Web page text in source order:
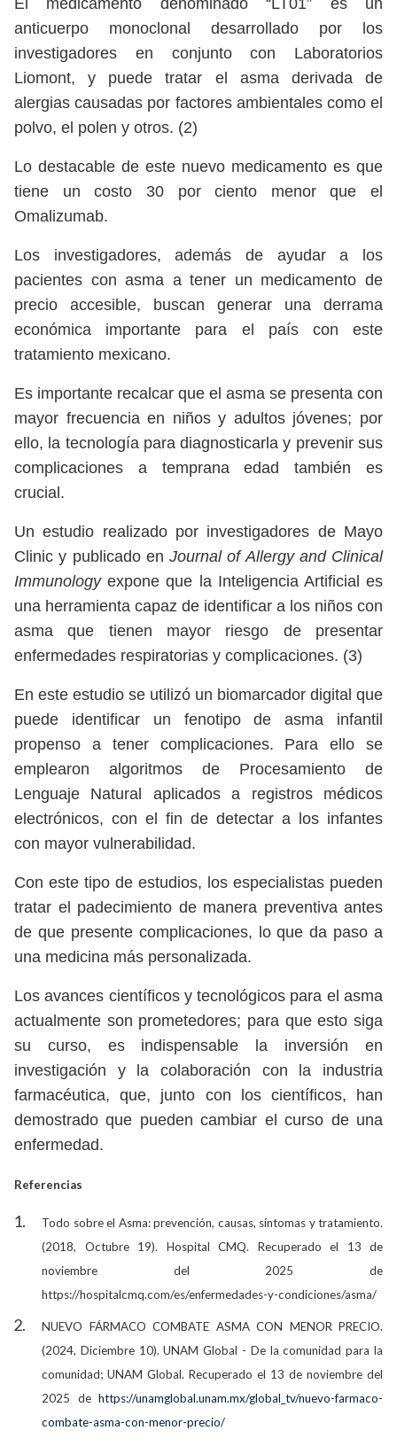
El medicamento denominado “LT01” es un
anticuerpo monoclonal desarrollado por los
investigadores en conjunto con Laboratorios
Liomont, y puede tratar el asma derivada de
alergias causadas por factores ambientales como el
polvo, el polen y otros. (2)
Lo destacable de este nuevo medicamento es que
tiene un costo 30 por ciento menor que el
Omalizumab.
Los investigadores, además de ayudar a los
pacientes con asma a tener un medicamento de
precio accesible, buscan generar una derrama
económica importante para el país con este
tratamiento mexicano.
Es importante recalcar que el asma se presenta con
mayor frecuencia en niños y adultos jóvenes; por
ello, la tecnología para diagnosticarla y prevenir sus
complicaciones a temprana edad también es
crucial.
Un estudio realizado por investigadores de Mayo
Clinic y publicado en Journal of Allergy and Clinical
Immunologyexpone que la Inteligencia Artificial es
una herramienta capaz de identificar a los niños con
asma que tienen mayor riesgo de presentar
enfermedades respiratorias y complicaciones. (3)
En este estudio se utilizó un biomarcador digital que
puede identificar un fenotipo de asma infantil
propenso a tener complicaciones. Para ello se
emplearon algoritmos de Procesamiento de
Lenguaje Natural aplicados a registros médicos
electrónicos, con el fin de detectar a los infantes
con mayor vulnerabilidad.
Con este tipo de estudios, los especialistas pueden
tratar el padecimiento de manera preventiva antes
de que presente complicaciones, lo que da paso a
una medicina más personalizada.
Los avances científicos y tecnológicos para el asma
actualmente son prometedores; para que esto siga
su curso, es indispensable la inversión en
investigación y la colaboración con la industria
farmacéutica, que, junto con los científicos, han
demostrado que pueden cambiar el curso de una
enfermedad.
Referencias
Todo sobre el Asma: prevención, causas, síntomas y tratamiento.
(2018, Octubre 19). Hospital CMQ. Recuperado el 13 de
noviembre del 2025 de
https://hospitalcmq.com/es/enfermedades-y-condiciones/asma/
NUEVO FÁRMACO COMBATE ASMA CON MENOR PRECIO.
(2024, Diciembre 10). UNAM Global - De la comunidad para la
comunidad; UNAM Global. Recuperado el 13 de noviembre del
2025 de https://unamglobal.unam.mx/global_tv/nuevo-farmaco-
combate-asma-con-menor-precio/